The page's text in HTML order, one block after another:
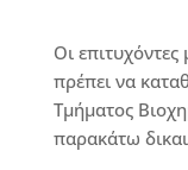
Οι
πρέπει να
Τμήματος
παρακάτω